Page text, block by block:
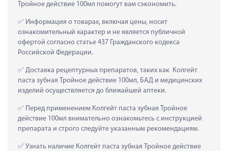
Тройное действие 100мл помогут вам сэкономить.
Информация о товарах, включая цены, носит
ознакомительный характер и не является публичной
офертой согласно статье 437 Гражданского кодекса
Российской Федерации.
Доставка рецептурных препаратов, таких как  Колгейт
паста зубная Тройное действие 100мл, БАД и медицинских
изделий осуществляется до ближайшей аптеки.
Перед применением Колгейт паста зубная Тройное
действие 100мл внимательно ознакомьтесь с инструкцией
препарата и строго следуйте указанным рекомендациям.
Узнать наличие Колгейт паста зубная Тройное действие